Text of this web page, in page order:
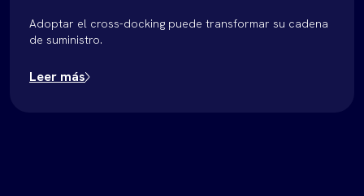
Adoptar el cross-docking puede transformar su cadena
de suministro.
Leer más